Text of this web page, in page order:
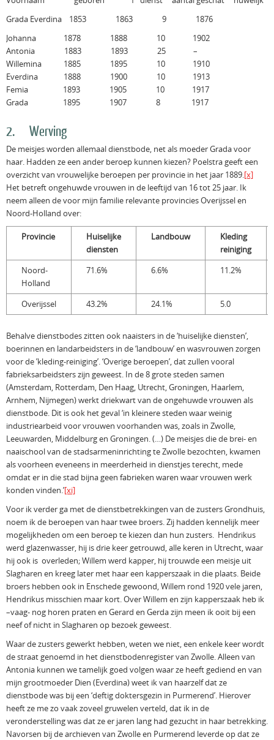
Grada Everdina 1853 1863 9 1876
Johanna 1878 1888 10 1902
Antonia 1883 1893 25 –
Willemina 1885 1895 10 1910
Everdina 1888 1900 10 1913
Femia 1893 1905 10 1917
Grada 1895 1907 8 1917
2. Werving
De meisjes worden allemaal dienstbode, net als moeder Grada voor
haar. Hadden ze een ander beroep kunnen kiezen? Poelstra geeft een
overzicht van vrouwelijke beroepen per provincie in het jaar 1889.[x]
Het betreft ongehuwde vrouwen in de leeftijd van 16 tot 25 jaar. Ik
neem alleen de voor mijn familie relevante provincies Overijssel en
Noord-Holland over:
Provincie
Huiselijke
diensten
Landbouw
Kleding
reiniging
Noord-
Holland
71.6% 6.6% 11.2%
Overijssel 43.2% 24.1% 5.0
Behalve dienstbodes zitten ook naaisters in de ‘huiselijke diensten’,
boerinnen en landarbeidsters in de ‘landbouw’ en wasvrouwen zorgen
voor de ’kleding-reiniging’. ‘Overige beroepen’, dat zullen vooral
fabrieksarbeidsters zijn geweest. In de 8 grote steden samen
(Amsterdam, Rotterdam, Den Haag, Utrecht, Groningen, Haarlem,
Arnhem, Nijmegen) werkt driekwart van de ongehuwde vrouwen als
dienstbode. Dit is ook het geval ‘in kleinere steden waar weinig
industriearbeid voor vrouwen voorhanden was, zoals in Zwolle,
Leeuwarden, Middelburg en Groningen. (…) De meisjes die de brei- en
naaischool van de stadsarmeninrichting te Zwolle bezochten, kwamen
als voorheen eveneens in meerderheid in dienstjes terecht, mede
omdat er in die stad bijna geen fabrieken waren waar vrouwen werk
konden vinden.’[xi]
Voor ik verder ga met de dienstbetrekkingen van de zusters Grondhuis,
noem ik de beroepen van haar twee broers. Zij hadden kennelijk meer
mogelijkheden om een beroep te kiezen dan hun zusters. Hendrikus
werd glazenwasser, hij is drie keer getrouwd, alle keren in Utrecht, waar
hij ook is overleden; Willem werd kapper, hij trouwde een meisje uit
Slagharen en kreeg later met haar een kapperszaak in die plaats. Beide
broers hebben ook in Enschede gewoond, Willem rond 1920 vele jaren,
Hendrikus misschien maar kort. Over Willem en zijn kapperszaak heb ik
–vaag- nog horen praten en Gerard en Gerda zijn meen ik ooit bij een
neef of nicht in Slagharen op bezoek geweest.
Waar de zusters gewerkt hebben, weten we niet, een enkele keer wordt
de straat genoemd in het dienstbodenregister van Zwolle. Alleen van
Antonia kunnen we tamelijk goed volgen waar ze heeft gediend en van
mijn grootmoeder Dien (Everdina) weet ik van haarzelf dat ze
dienstbode was bij een ‘deftig doktersgezin in Purmerend’. Hierover
heeft ze me zo vaak zoveel gruwelen verteld, dat ik in de
veronderstelling was dat ze er jaren lang had gezucht in haar betrekking.
Navorsen bij de archieven van Zwolle en Purmerend leverde op dat ze